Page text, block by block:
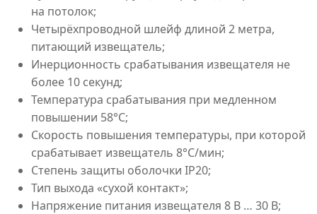
на потолок;
Четырёхпроводной шлейф длиной 2 метра,
питающий извещатель;
Инерционность срабатывания извещателя не
более 10 секунд;
Температура срабатывания при медленном
повышении 58°С;
Скорость повышения температуры, при которой
срабатывает извещатель 8°С/мин;
Степень защиты оболочки IP20;
Тип выхода «сухой контакт»;
Напряжение питания извещателя 8 В … 30 В;